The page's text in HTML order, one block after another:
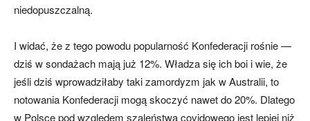
niedopuszczalną.
I widać, że z tego powodu popularność Konfederacji rośnie —
dziś w sondażach mają już 12%. Władza się ich boi i wie, że
jeśli dziś wprowadziłaby taki zamordyzm jak w Australii, to
notowania Konfederacji mogą skoczyć nawet do 20%. Dlatego
w Polsce pod względem szaleństwa covidowego jest lepiej niż